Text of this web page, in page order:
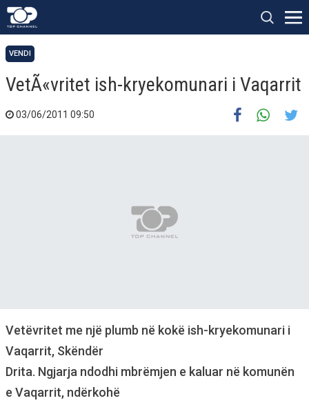
VENDI
VetÃ«vritet ish-kryekomunari i Vaqarrit
03/06/2011 09:50
Vetëvritet me një plumb në kokë ish-kryekomunari i
Vaqarrit, Skëndër
Drita. Ngjarja ndodhi mbrëmjen e kaluar në komunën
e Vaqarrit, ndërkohë